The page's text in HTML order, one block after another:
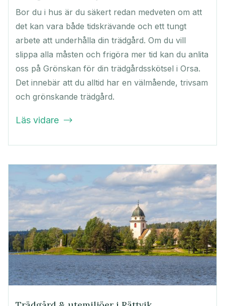
Bor du i hus är du säkert redan medveten om att
det kan vara både tidskrävande och ett tungt
arbete att underhålla din trädgård. Om du vill
slippa alla måsten och frigöra mer tid kan du anlita
oss på Grönskan för din trädgårdsskötsel i Orsa.
Det innebär att du alltid har en välmående, trivsam
och grönskande trädgård.
Läs vidare 